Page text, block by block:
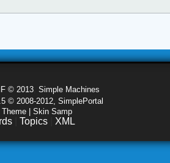
© 2013 Simple Machines
© 2008-2012, SimplePortal
| Skin Samp
Topics XML